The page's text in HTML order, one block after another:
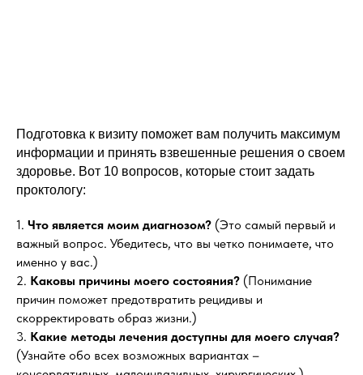
Подготовка к визиту поможет вам получить максимум
информации и принять взвешенные решения о своем
здоровье. Вот 10 вопросов, которые стоит задать
проктологу:
1. Что является моим диагнозом? (Это самый первый и
важный вопрос. Убедитесь, что вы четко понимаете, что
именно у вас.)
2. Каковы причины моего состояния? (Понимание
причин поможет предотвратить рецидивы и
скорректировать образ жизни.)
3. Какие методы лечения доступны для моего случая?
(Узнайте обо всех возможных вариантах –